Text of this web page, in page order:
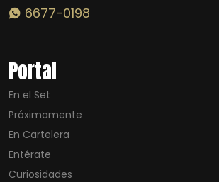
6677-0198
Portal
En el Set
Próximamente
En Cartelera
Entérate
Curiosidades